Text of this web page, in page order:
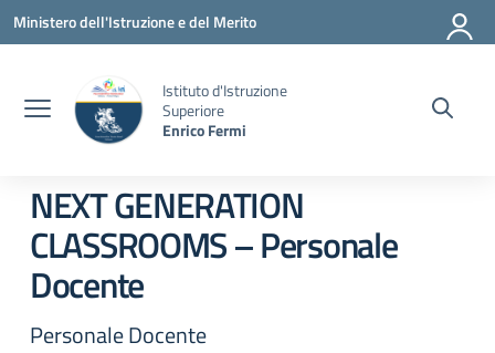
Vai ai contenuti
Vai al menu di navigazione
Vai al footer
Ministero dell'Istruzione e del Merito
Istituto d'Istruzione
Superiore
Enrico Fermi
NEXT GENERATION
CLASSROOMS – Personale
Docente
Personale Docente